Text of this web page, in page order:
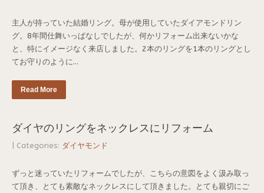
主人が持っていた結婚リング。母が使用していたダイアモンドリン
グ。8年間仕舞いっぱなしでしたが、何かリフォーム出来ないかな
と、特にイメージなく来店しました。2本のリングを1本のリングとし
てお守りのように...
Read More
ダイヤのリングをネックレスにリフォーム
| Categories: ダイヤモンド
ずっと迷っていたリフォームでしたが、こちらの意図をよく汲み取っ
て頂き、とても素敵なネックレスにして頂きました。とても親切にご